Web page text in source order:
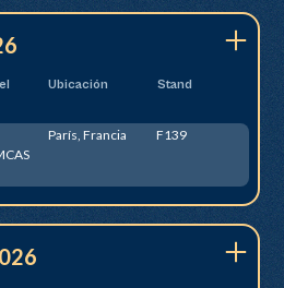
Ubicación Stand
París, Francia F139